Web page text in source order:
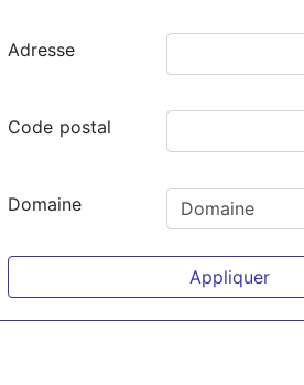
Adresse
Code postal
Domaine
Appliquer